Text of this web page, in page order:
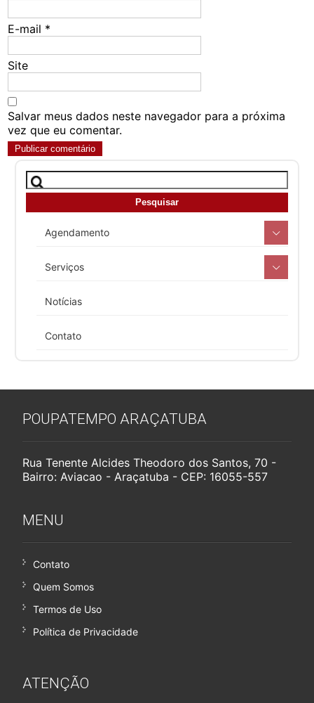
E-mail *
Site
Salvar meus dados neste navegador para a próxima
vez que eu comentar.
Agendamento
Serviços
Notícias
Contato
POUPATEMPO ARAÇATUBA
Rua Tenente Alcides Theodoro dos Santos, 70 -
Bairro: Aviacao - Araçatuba - CEP: 16055-557
MENU
Contato
Quem Somos
Termos de Uso
Política de Privacidade
ATENÇÃO